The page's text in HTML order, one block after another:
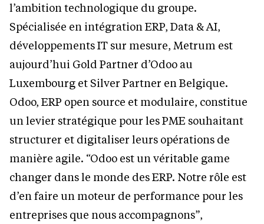
l’ambition technologique du groupe.
Spécialisée en intégration ERP, Data & AI,
développements IT sur mesure, Metrum est
aujourd’hui Gold Partner d’Odoo au
Luxembourg et Silver Partner en Belgique.
Odoo, ERP open source et modulaire, constitue
un levier stratégique pour les PME souhaitant
structurer et digitaliser leurs opérations de
manière agile. “Odoo est un véritable game
changer dans le monde des ERP. Notre rôle est
d’en faire un moteur de performance pour les
entreprises que nous accompagnons”,